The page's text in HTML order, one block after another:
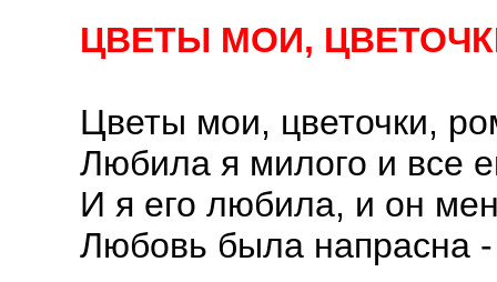
ЦВЕТЫ МОИ,
Цветы мои, цветочки,
Любила я милого и все
И я его любила, и он
Любовь была напрасна